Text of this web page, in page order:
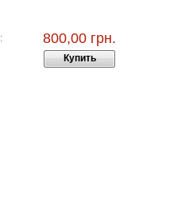
800,00 грн.
Купить